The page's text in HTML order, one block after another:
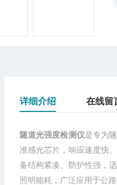
详细介绍 在线留
隧道光强度检测仪是专为
准感光芯片，响应速度快
备结构紧凑、防护性强，
照明能耗，广泛应用于公